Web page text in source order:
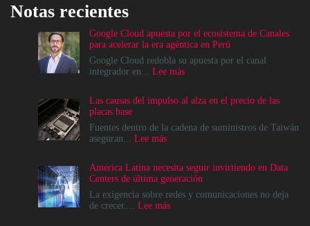
Notas recientes
Google Cloud apuesta por el ecosistema de Canales
para acelerar la era agéntica en Perú
Google Cloud redobla su apuesta por el canal
integrador en... Lee más:
apuesta
el
para
acelerar
la
era
Las causas del impulso al alza en el precio de las
placas base
Fuentes dentro de la cadena de suministros de Taiwán
aseguran... Lee más:
del
impulso
al
alza
América Latina necesita seguir invirtiendo en Data
Centers de última generación
La exigencia sobre redes y comunicaciones no deja
de crecer.... Lee más: